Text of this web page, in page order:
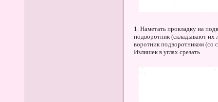
1. Наметать прокладку на
подворотник (складывают их
воротник подворотником
Излишек в углах срезать